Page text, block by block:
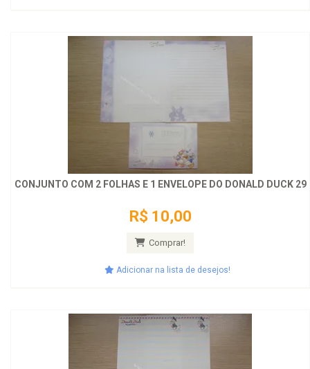
CONJUNTO COM 2 FOLHAS E 1 ENVELOPE DO DONALD DUCK 29
R$ 10,00
Comprar!
Adicionar na lista de desejos!